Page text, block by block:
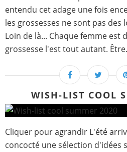
entendu cet adage une fois
les grossesses ne sont pas des
Loin de là... Chaque femme est
grossesse l'est tout autant.
WISH-LIST COOL
Cliquer pour agrandir L'été
concocté une sélection d'idées